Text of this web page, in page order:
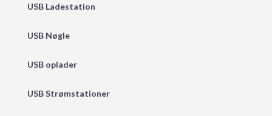
USB Ladestation
USB Nøgle
USB oplader
USB Strømstationer